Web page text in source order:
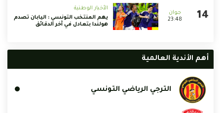
23:48
الأخبار الوطنية
يهم المنتخب التونسي : اليابان تصدم
هولندا بتعادل في آخر الدقائق
أهم الأندية العالمية
الترجي الرياضي التونسي